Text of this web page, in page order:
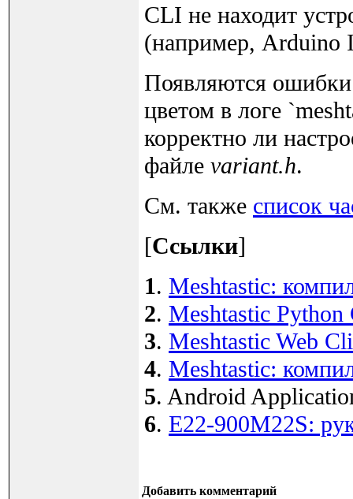
CLI не находит
(например, Arduino
Появляются
цветом в логе
корректно ли
файле variant.h.
См. также список
[Ссылки]
1. Meshtastic:
2. Meshtastic
3. Meshtastic Web
4. Meshtastic:
5. Android
6. E22-900M22S:
Добавить комментарий